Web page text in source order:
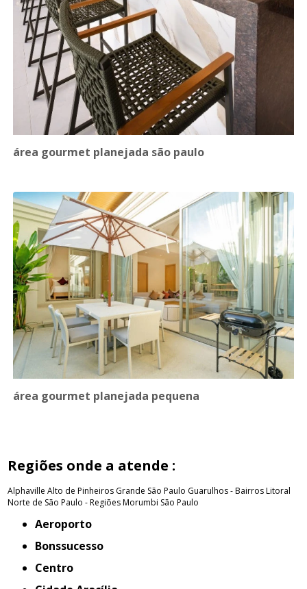
área gourmet planejada são paulo
área gourmet planejada pequena
Regiões onde a atende :
Alphaville Alto de Pinheiros Grande São Paulo Guarulhos - BairrosLitoral
Norte de São Paulo - RegiõesMorumbi São Paulo
Aeroporto
Bonssucesso
Centro